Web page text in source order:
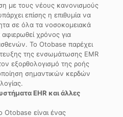
με τους νέους κανονισμούς
επίσης η επιθυμία να
σε όλα τα νοσοκομειακά
χρόνος για
Το Otobase παρέχει
της ενσωμάτωσης EMR
εξορθολογισμό της ροής
σημαντικών κερδών
EHR και άλλες
Otobase είναι ένας